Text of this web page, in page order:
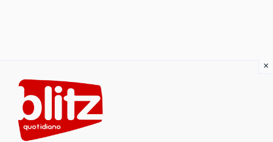
content
×